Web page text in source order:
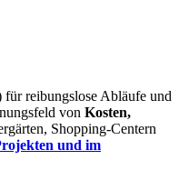
für reibungslose Abläufe und
von Kosten,
Shopping-Centern
und im